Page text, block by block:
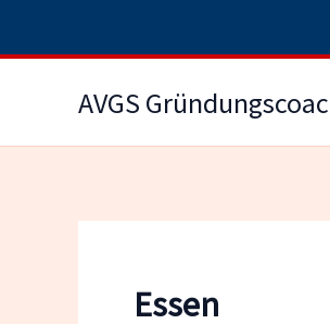
AVGS
Essen